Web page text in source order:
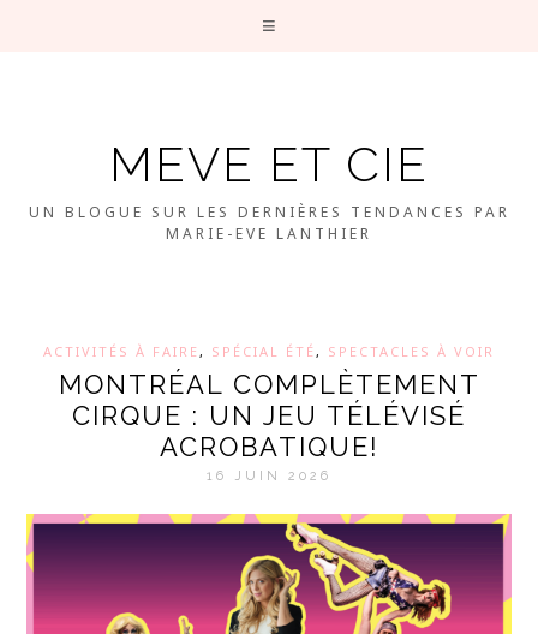
MEVE ET CIE
UN BLOGUE SUR LES DERNIÈRES TENDANCES PAR
MARIE-EVE LANTHIER
ACTIVITÉS À FAIRE, SPÉCIAL ÉTÉ, SPECTACLES À VOIR
MONTRÉAL COMPLÈTEMENT
CIRQUE : UN JEU TÉLÉVISÉ
ACROBATIQUE!
16 JUIN 2026